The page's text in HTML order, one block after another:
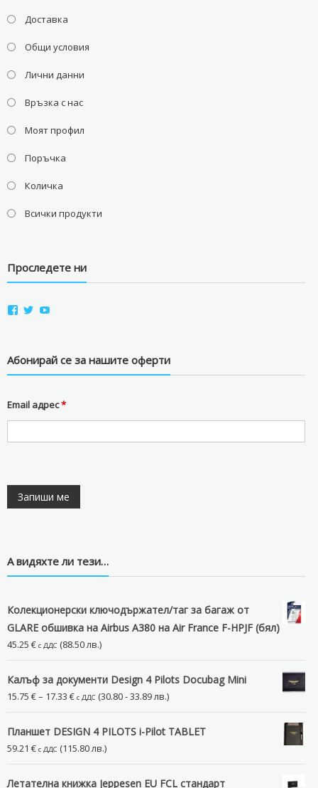
Доставка
Общи условия
Лични данни
Връзка с нас
Моят профил
Поръчка
Количка
Всички продукти
Проследете ни
View
Facebook
View
Twitter
View
YouTube
Абонирай се за нашите оферти
Email адрес*
А видяхте ли тези…
Колекционерски ключодържател/таг за багаж от
GLARE обшивка на Airbus A380 на Air France F-HPJF (бял)
45.25 € с ДДС (88.50 лв.)
Калъф за документи Design 4 Pilots Docubag Mini
15.75 €– 17.33 €Price
15.75 €
through
с ДДС (30.80 - 33.89 лв.)
Планшет DESIGN 4 PILOTS i-Pilot TABLET
59.21 € с ДДС (115.80 лв.)
Летателна книжка Jeppesen EU FCL стандарт